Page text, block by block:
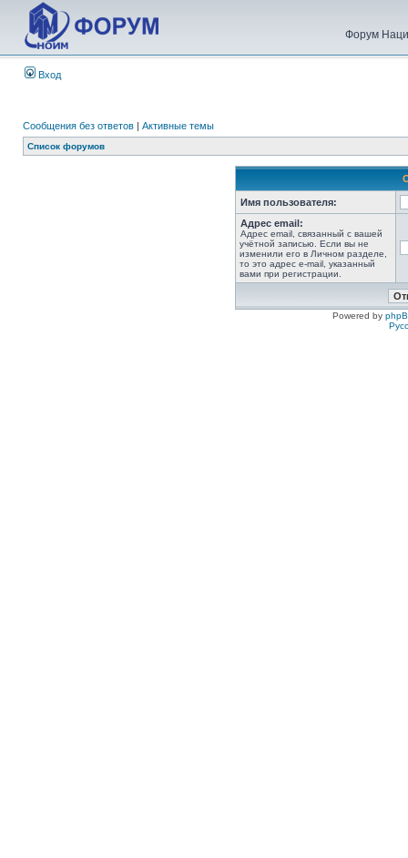
Форум
Вход
Сообщения без ответов | Активные темы
Список форумов
Имя пользователя:
Адрес email:
Адрес email, связанный с вашей
учётной записью. Если вы не
изменили его в Личном разделе,
то это адрес e-mail, указанный
вами при регистрации.
Powered by